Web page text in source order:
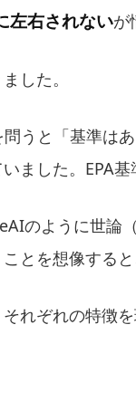
左右されないが
した。
うと「基準は
ました。EPA基
のように世論
とを想像する
れぞれの特徴